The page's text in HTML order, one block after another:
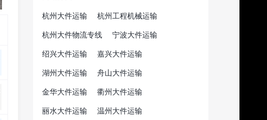
杭州大件运输
杭州工程机械运输
杭州大件物流专线
宁波大件运输
绍兴大件运输
嘉兴大件运输
湖州大件运输
舟山大件运输
金华大件运输
衢州大件运输
丽水大件运输
温州大件运输